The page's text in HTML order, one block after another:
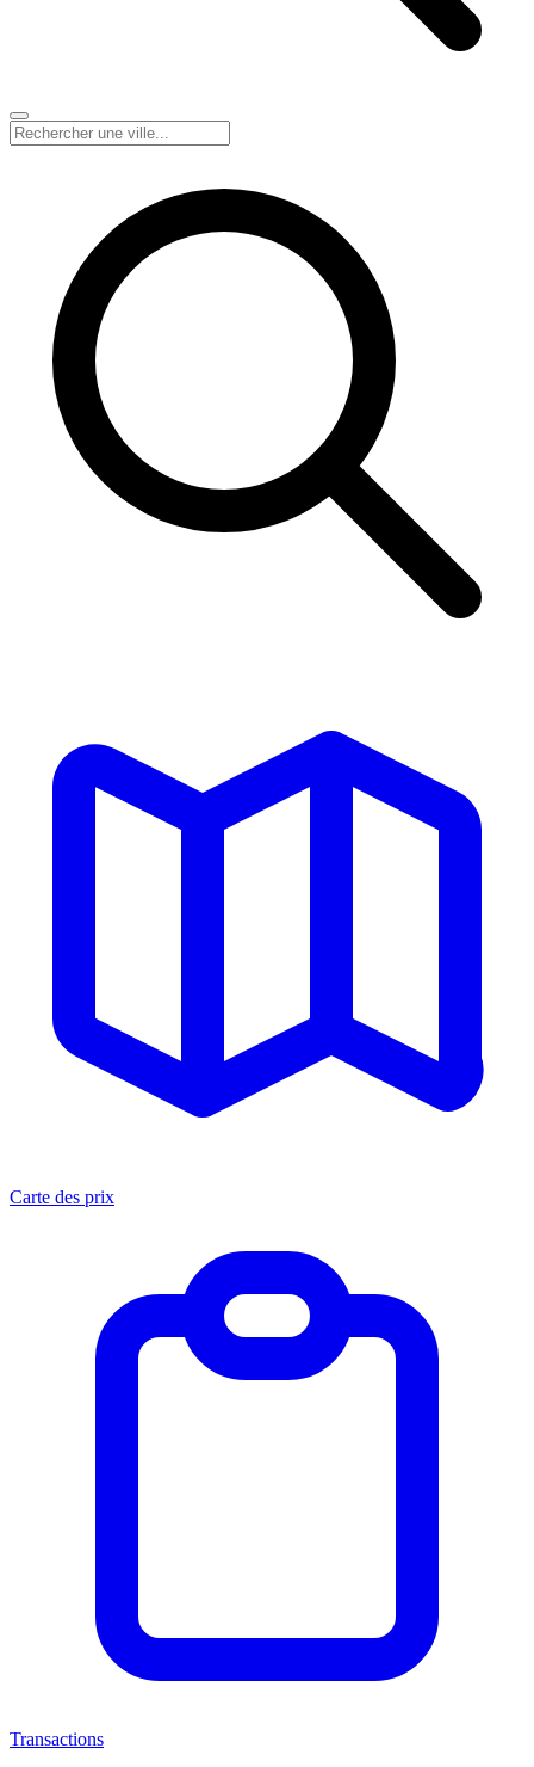
Carte des prix
Transactions